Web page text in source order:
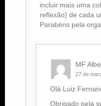
incluir mais uma
reflexão) de cada
Parabéns pela
MF
27 de
Olá Luiz
Obrigado pela